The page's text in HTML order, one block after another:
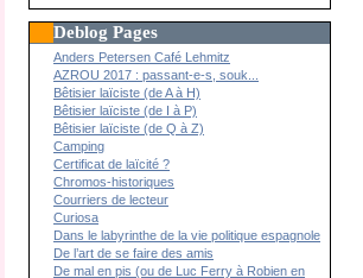
Deblog Pages
Anders Petersen Café Lehmitz
AZROU 2017 : passant-e-s, souk...
Bêtisier laïciste (de A à H)
Bêtisier laïciste (de I à P)
Bêtisier laïciste (de Q à Z)
Camping
Certificat de laïcité ?
Chromos-historiques
Courriers de lecteur
Curiosa
Dans le labyrinthe de la vie politique espagnole
De l’art de se faire des amis
De mal en pis (ou de Luc Ferry à Robien en